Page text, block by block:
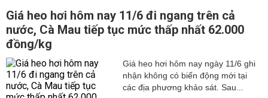
Giá heo hơi hôm nay 11/6 đi ngang trên cả
nước, Cà Mau tiếp tục mức thấp nhất 62.000
đồng/kg
Giá heo hơi hôm nay ngày 11/6 ghi
nhận không có biến động mới tại
các địa phương khảo sát. Sau...